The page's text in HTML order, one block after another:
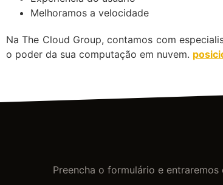
Melhoramos a velocidade
Na The Cloud Group, contamos com
o poder da sua computação em nuvem.
Preencha o formulário e